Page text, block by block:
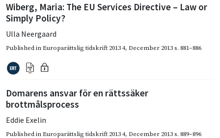
Wiberg, Maria: The EU Services Directive – Law or
Simply Policy?
Ulla Neergaard
Published inEuroparättslig tidskrift 2013 4, December 2013s. 881–886
Domarens ansvar för en rättssäker
brottmålsprocess
Eddie Exelin
Published inEuroparättslig tidskrift 2013 4, December 2013s. 889–896